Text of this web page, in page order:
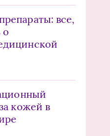
все,
о
кожей в